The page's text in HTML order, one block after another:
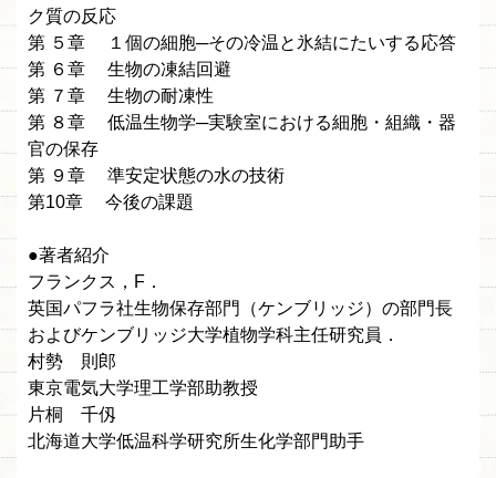
ク質の反応
第 ５章 １個の細胞─その冷温と氷結にたいする応答
第 ６章 生物の凍結回避
第 ７章 生物の耐凍性
第 ８章 低温生物学─実験室における細胞・組織・器
官の保存
第 ９章 準安定状態の水の技術
第10章 今後の課題
●著者紹介
フランクス，F．
英国パフラ社生物保存部門（ケンブリッジ）の部門長
およびケンブリッジ大学植物学科主任研究員．
村勢 則郎
東京電気大学理工学部助教授
片桐 千仭
北海道大学低温科学研究所生化学部門助手